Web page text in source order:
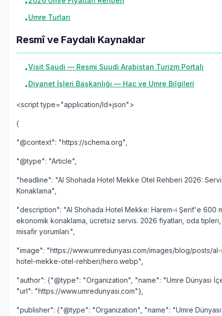
•
•Umre Turları
Resmî ve Faydalı Kaynaklar
•Visit Saudi — Resmi Suudi Arabistan Turizm Portalı
•Diyanet İşleri Başkanlığı — Hac ve Umre Bilgileri
<script type="application/ld+json">
{
"@context": "https://schema.org",
"@type": "Article",
"headline": "Al Shohada Hotel Mekke Otel Rehberi 2026:
Konaklama",
"description": "Al Shohada Hotel Mekke: Harem-i Şerif'e 600
ekonomik konaklama, ücretsiz servis. 2026 fiyatları, oda
misafir yorumları.",
"image": "https://www.umredunyasi.com/images/blog/posts/
hotel-mekke-otel-rehberi/hero.webp",
"author": {"@type": "Organization", "name": "Umre Dünyası
"url": "https://www.umredunyasi.com"},
"publisher": {"@type": "Organization", "name": "Umre